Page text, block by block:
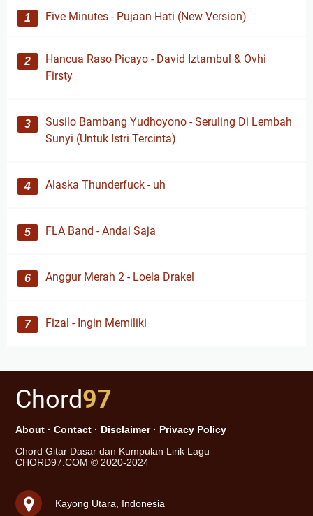
Five Minutes - Pujaan Hati (New Version)
Hancua Raso Picayo - David Iztambul & Ovhi
Firsty
Susilo Bambang Yudhoyono - Seruling Di Lembah
Sunyi (Untuk Istri Tercinta)
Alaska Thunderfuck - uh
FLA Band - Andai Saja
Anggur Merah 2 - Loela Drakel
Fizal - Ingin Memiliki
Chord97
About · Contact · Disclaimer· Privacy Policy
Chord Gitar Dasar dan Kumpulan Lirik Lagu
CHORD97.COM © 2020-2024
Kayong Utara, Indonesia